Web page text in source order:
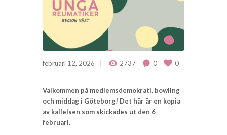
februari 12, 2026 2737 0 0
Välkommen på medlemsdemokrati, bowling
och middag i Göteborg! Det här är en kopia
av kallelsen som skickades ut den 6
februari.